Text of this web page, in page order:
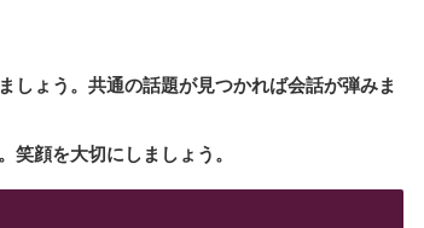
しょう。共通の話題が見つかれば会話が弾みま
笑顔を大切にしましょう。